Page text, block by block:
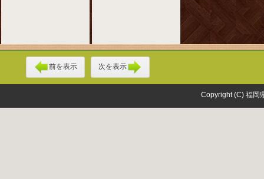
前を表示 次を表示
Copyright (C) 福岡